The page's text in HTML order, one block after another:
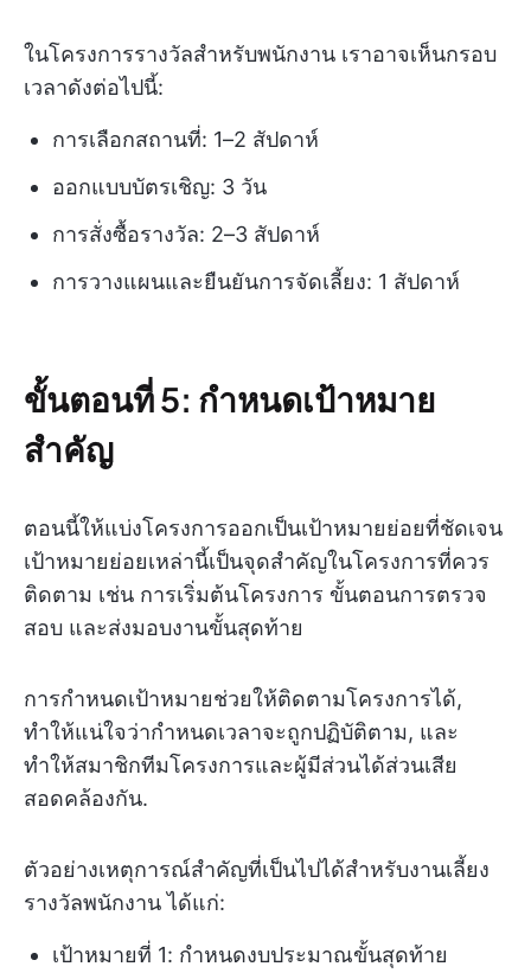
ในโครงการรางวัลสำหรับพนักงาน เราอาจเห็นกรอบ
เวลาดังต่อไปนี้:
การเลือกสถานที่: 1–2 สัปดาห์
ออกแบบบัตรเชิญ: 3 วัน
การสั่งซื้อรางวัล: 2–3 สัปดาห์
การวางแผนและยืนยันการจัดเลี้ยง: 1 สัปดาห์
ขั้นตอนที่ 5: กำหนดเป้าหมาย
สำคัญ
ตอนนี้ให้แบ่งโครงการออกเป็นเป้าหมายย่อยที่ชัดเจน
เป้าหมายย่อยเหล่านี้เป็นจุดสำคัญในโครงการที่ควร
ติดตาม เช่น การเริ่มต้นโครงการ ขั้นตอนการตรวจ
สอบ และส่งมอบงานขั้นสุดท้าย
การกำหนดเป้าหมายช่วยให้ติดตามโครงการได้,
ทำให้แน่ใจว่ากำหนดเวลาจะถูกปฏิบัติตาม, และ
ทำให้สมาชิกทีมโครงการและผู้มีส่วนได้ส่วนเสีย
สอดคล้องกัน.
ตัวอย่างเหตุการณ์สำคัญที่เป็นไปได้สำหรับงานเลี้ยง
รางวัลพนักงาน ได้แก่:
เป้าหมายที่ 1: กำหนดงบประมาณขั้นสุดท้าย